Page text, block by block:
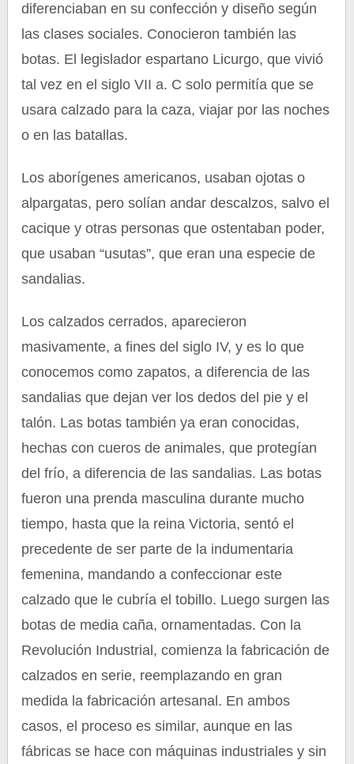
diferenciaban en su confección y diseño según
las clases sociales. Conocieron también las
botas. El legislador espartano Licurgo, que vivió
tal vez en el siglo VII a. C solo permitía que se
usara calzado para la caza, viajar por las noches
o en las batallas.
Los aborígenes americanos, usaban ojotas o
alpargatas, pero solían andar descalzos, salvo el
cacique y otras personas que ostentaban poder,
que usaban “usutas”, que eran una especie de
sandalias.
Los calzados cerrados, aparecieron
masivamente, a fines del siglo IV, y es lo que
conocemos como zapatos, a diferencia de las
sandalias que dejan ver los dedos del pie y el
talón. Las botas también ya eran conocidas,
hechas con cueros de animales, que protegían
del frío, a diferencia de las sandalias. Las botas
fueron una prenda masculina durante mucho
tiempo, hasta que la reina Victoria, sentó el
precedente de ser parte de la indumentaria
femenina, mandando a confeccionar este
calzado que le cubría el tobillo. Luego surgen las
botas de media caña, ornamentadas. Con la
Revolución Industrial, comienza la fabricación de
calzados en serie, reemplazando en gran
medida la fabricación artesanal. En ambos
casos, el proceso es similar, aunque en las
fábricas se hace con máquinas industriales y sin